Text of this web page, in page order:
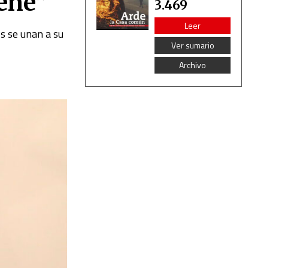
se unan a su
3.469
Leer
Ver sumario
Archivo